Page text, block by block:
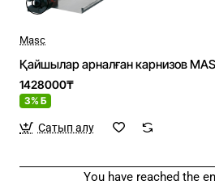
Masc
Қайшылар арналған карнизов
1428000₸
3% Б
Сатып алу
You have reached the